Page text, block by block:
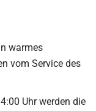
warmes
vom Service des
Uhr werden die